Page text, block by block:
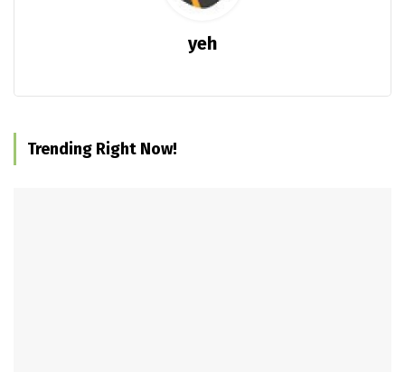
yeh
Trending Right Now!